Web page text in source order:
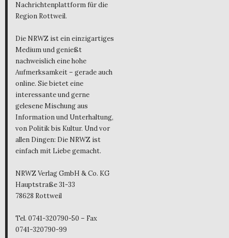
Nachrichtenplattform für die
Region Rottweil.
Die NRWZ ist ein einzigartiges
Medium und genießt
nachweislich eine hohe
Aufmerksamkeit – gerade auch
online. Sie bietet eine
interessante und gerne
gelesene Mischung aus
Information und Unterhaltung,
von Politik bis Kultur. Und vor
allen Dingen: Die NRWZ ist
einfach mit Liebe gemacht.
NRWZ Verlag GmbH & Co. KG
Hauptstraße 31-33
78628 Rottweil
Tel. 0741-320790-50 – Fax
0741-320790-99